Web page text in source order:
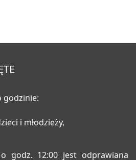
godzinie:
i młodzieży,
godz. 12:00 jest odprawiana